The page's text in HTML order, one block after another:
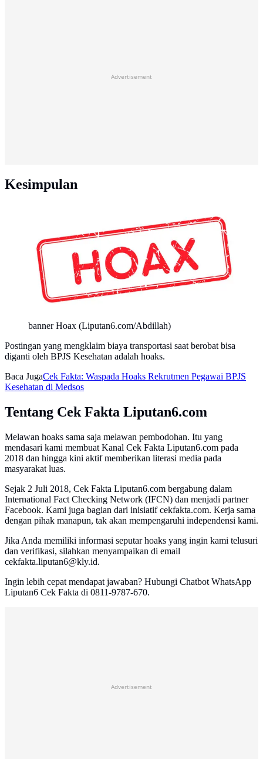
Advertisement
Kesimpulan
banner Hoax (Liputan6.com/Abdillah)
Postingan yang mengklaim biaya transportasi saat berobat bisa
diganti oleh BPJS Kesehatan adalah hoaks.
Baca JugaCek Fakta: Waspada Hoaks Rekrutmen Pegawai BPJS
Kesehatan di Medsos
Tentang Cek Fakta Liputan6.com
Melawan hoaks sama saja melawan pembodohan. Itu yang
mendasari kami membuat Kanal Cek Fakta Liputan6.com pada
2018 dan hingga kini aktif memberikan literasi media pada
masyarakat luas.
Sejak 2 Juli 2018, Cek Fakta Liputan6.com bergabung dalam
International Fact Checking Network (IFCN) dan menjadi partner
Facebook. Kami juga bagian dari inisiatif cekfakta.com. Kerja sama
dengan pihak manapun, tak akan mempengaruhi independensi kami.
Jika Anda memiliki informasi seputar hoaks yang ingin kami telusuri
dan verifikasi, silahkan menyampaikan di email
cekfakta.liputan6@kly.id.
Ingin lebih cepat mendapat jawaban? Hubungi Chatbot WhatsApp
Liputan6 Cek Fakta di 0811-9787-670.
Advertisement